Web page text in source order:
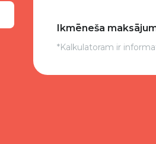
Ikmēneša
*Kalkulatoram ir